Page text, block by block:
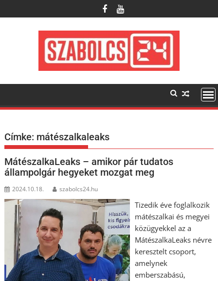
to
Címke: mátészalkaleaks
MátészalkaLeaks – amikor pár tudatos
állampolgár hegyeket mozgat meg
2024.10.18. szabolcs24.hu
Tizedik éve foglalkozik
mátészalkai és megyei
közügyekkel az a
MátészalkaLeaks névre
keresztelt csoport,
amelynek
emberszabású,